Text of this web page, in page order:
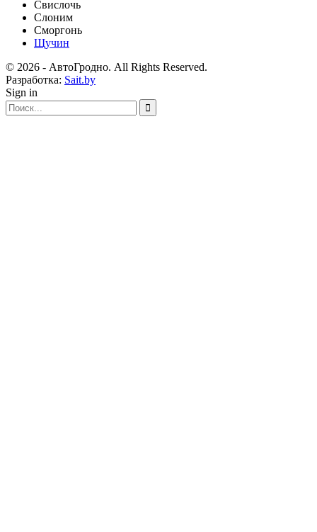
Свислочь
Слоним
Сморгонь
Щучин
© 2026 - АвтоГродно. All Rights Reserved.
Разработка: Sait.by
Sign in